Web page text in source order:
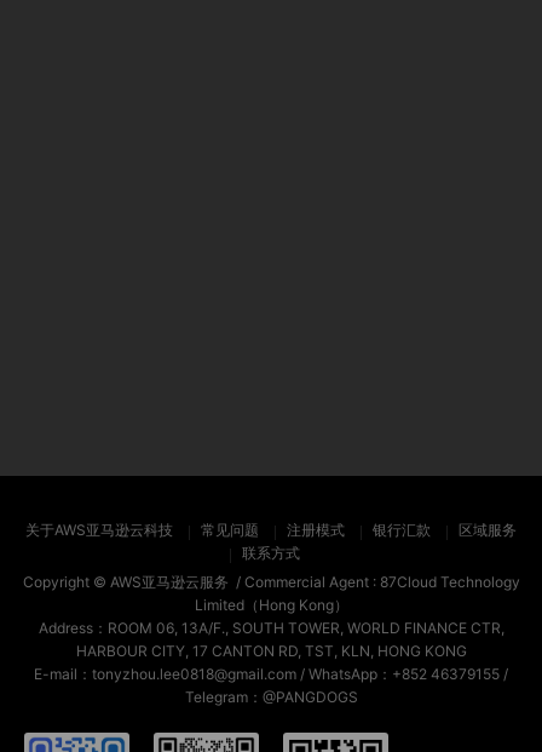
关于AWS亚马逊云科技 常见问题 注册模式 银行汇款
区域服务
联系方式
Copyright © AWS亚马逊云服务 / Commercial Agent : 87Cloud Technology
Limited（Hong Kong）
Address：ROOM 06, 13A/F., SOUTH TOWER, WORLD FINANCE CTR,
HARBOUR CITY, 17 CANTON RD, TST, KLN, HONG KONG
E-mail：tonyzhou.lee0818@gmail.com / WhatsApp：+852 46379155 /
Telegram：@PANGDOGS